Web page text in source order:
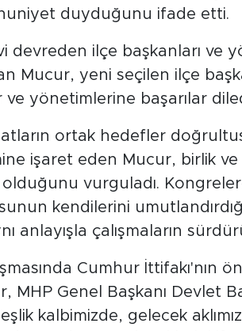
duyduğunu ifade etti.
devreden ilçe başkanları ve
Mucur, yeni seçilen ilçe
ve yönetimlerine başarılar
ortak hedefler
işaret eden Mucur, birlik
vurguladı.
kendilerini
anlayışla çalışmaların
Cumhur İttifakı'nın
MHP Genel Başkanı Devlet
kalbimizde, gelecek